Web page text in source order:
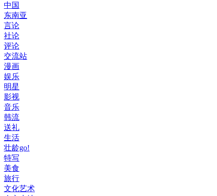
中国
东南亚
言论
社论
评论
交流站
漫画
娱乐
明星
影视
音乐
韩流
送礼
生活
壮龄go!
特写
美食
旅行
文化艺术